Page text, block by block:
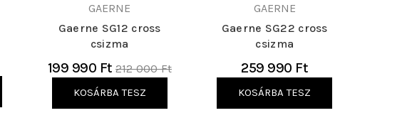
GAERNE
Gaerne SG12 cross
csizma
199 990 Ft Normál
212 000 Ft
KOSÁRBA TESZ
GAERNE
Gaerne SG22 cross
csizma
259 990 Ft
KOSÁRBA TESZ